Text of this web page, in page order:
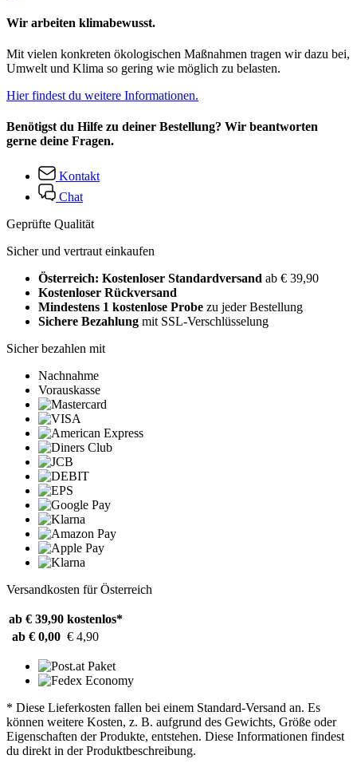
Wir arbeiten klimabewusst.
Mit vielen konkreten ökologischen Maßnahmen tragen wir dazu bei,
Umwelt und Klima so gering wie möglich zu belasten.
Hier findest du weitere Informationen.
Benötigst du Hilfe zu deiner Bestellung? Wir beantworten
gerne deine Fragen.
Kontakt
Chat
Geprüfte Qualität
Sicher und vertraut einkaufen
Österreich: Kostenloser Standardversand ab € 39,90
Kostenloser Rückversand
Mindestens 1 kostenlose Probe zu jeder Bestellung
Sichere Bezahlung mit SSL-Verschlüsselung
Sicher bezahlen mit
Nachnahme
Vorauskasse
Versandkosten für Österreich
ab € 39,90 kostenlos*
ab € 0,00 € 4,90
* Diese Lieferkosten fallen bei einem Standard-Versand an. Es
können weitere Kosten, z. B. aufgrund des Gewichts, Größe oder
Eigenschaften der Produkte, entstehen. Diese Informationen findest
du direkt in der Produktbeschreibung.